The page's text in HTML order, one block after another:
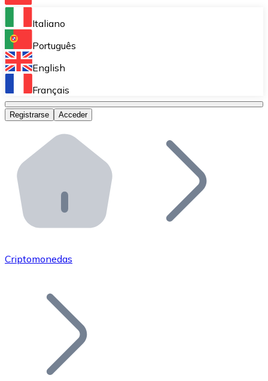
Bitnovo Ramp
Integra nuestra solución en tu plataforma.
Bitnovo Giftcards
Bitnovo OTC
Bitnovo ATM
Integra un ATM Bitnovo en tu negocio y permite que
Bitnovo API
Integra nuestra API en tu ecosistema.
Únete a nuestra red de distribuidores.
Añade tu proyecto a nuestro ecosistema.
Italiano
Português
English
Français
Registrarse Acceder
Criptomonedas